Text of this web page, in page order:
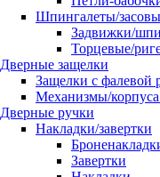
Шпингалеты/
Задвижки/
Торцевые/
Дверные защелки
Защелки с фалевой
Механизмы/
Дверные ручки
Накладки/завертки
Завертки